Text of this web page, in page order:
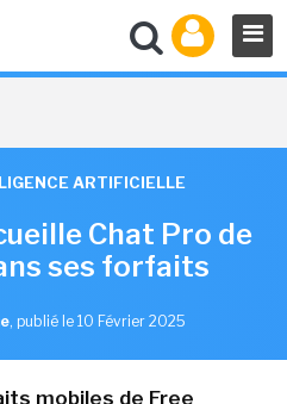
ARTIFICIELLE
Chat Pro de
ses forfaits
, publié le 10 Février 2025
mobiles de Free